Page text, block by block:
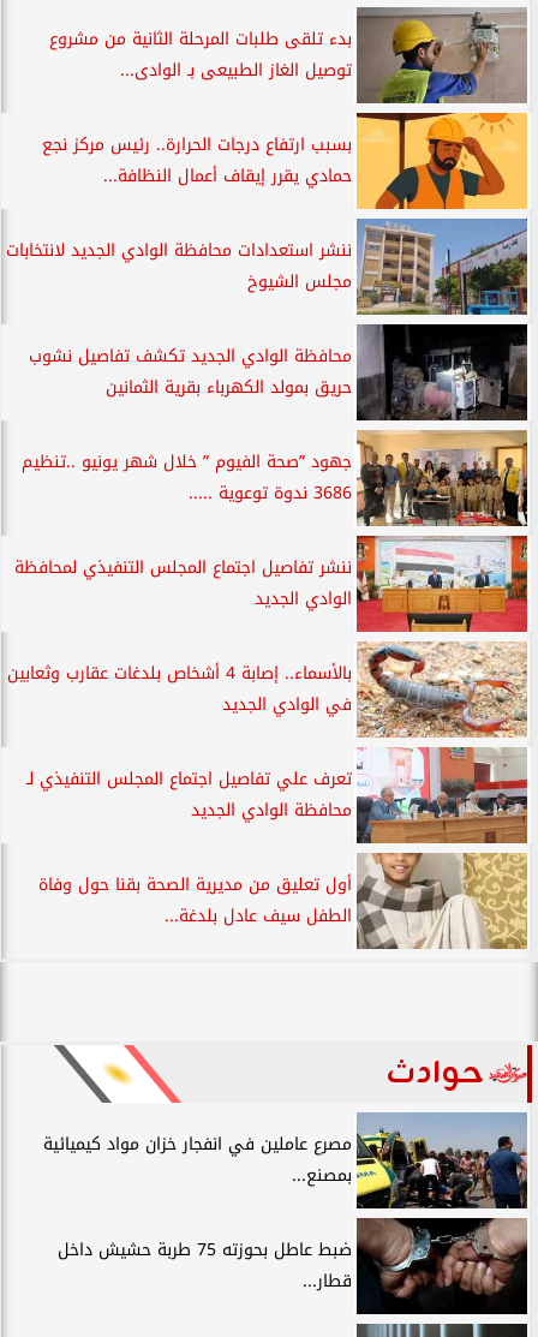
بدء تلقى طلبات المرحلة الثانية من مشروع
توصيل الغاز الطبيعى بـ الوادى...
بسبب ارتفاع درجات الحرارة.. رئيس مركز نجع
حمادي يقرر إيقاف أعمال النظافة...
ننشر استعدادات محافظة الوادي الجديد لانتخابات
مجلس الشيوخ
محافظة الوادي الجديد تكشف تفاصيل نشوب
حريق بمولد الكهرباء بقرية الثمانين
جهود ”صحة الفيوم ” خلال شهر يونيو ..تنظيم
3686 ندوة توعوية .....
ننشر تفاصيل اجتماع المجلس التنفيذي لمحافظة
الوادي الجديد
بالأسماء.. إصابة 4 أشخاص بلدغات عقارب وثعابين
في الوادي الجديد
تعرف علي تفاصيل اجتماع المجلس التنفيذي لـ
محافظة الوادي الجديد
أول تعليق من مديرية الصحة بقنا حول وفاة
الطفل سيف عادل بلدغة...
حوادث
مصرع عاملين في انفجار خزان مواد كيميائية
بمصنع...
ضبط عاطل بحوزته 75 طربة حشيش داخل
قطار...